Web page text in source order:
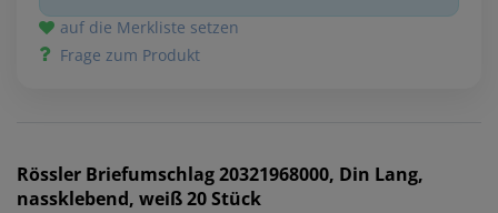
auf die Merkliste setzen
Frage zum Produkt
Rössler Briefumschlag 20321968000, Din Lang,
nassklebend, weiß 20 Stück